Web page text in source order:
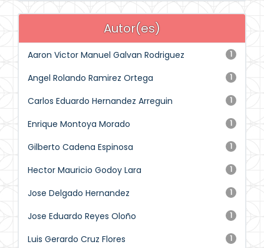
Autor(es)
1
Aaron Victor Manuel Galvan Rodriguez
1
Angel Rolando Ramirez Ortega
1
Carlos Eduardo Hernandez Arreguin
1
Enrique Montoya Morado
1
Gilberto Cadena Espinosa
1
Hector Mauricio Godoy Lara
1
Jose Delgado Hernandez
1
Jose Eduardo Reyes Oloño
1
Luis Gerardo Cruz Flores